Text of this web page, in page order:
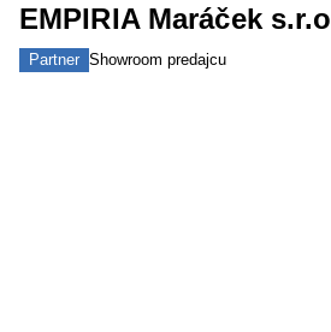
EMPIRIA Maráček s.r.o
Partner Showroom predajcu